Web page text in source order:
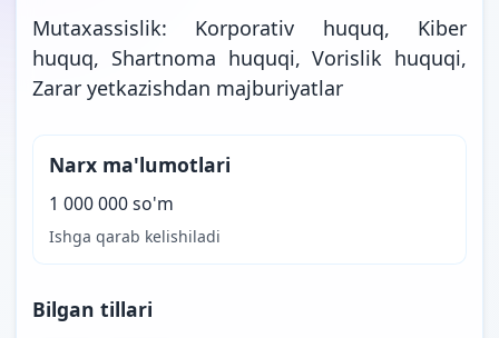
Mutaxassislik: Korporativ huquq, Kiber
huquq, Shartnoma huquqi, Vorislik huquqi,
Zarar yetkazishdan majburiyatlar
Narx ma'lumotlari
1 000 000 so'm
Ishga qarab kelishiladi
Bilgan tillari